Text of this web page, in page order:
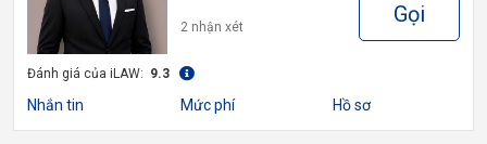
2 nhận xét Gọi
Đánh giá của iLAW: 9.3
Nhắn tin Mức phí Hồ sơ